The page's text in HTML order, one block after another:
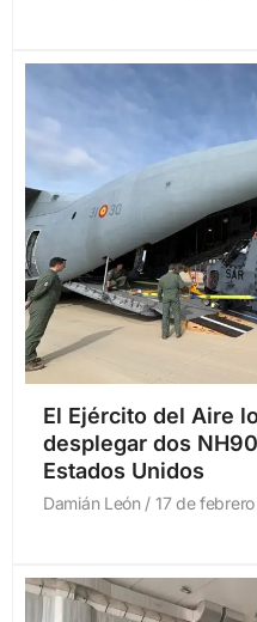
El Ejército del Aire
desplegar dos
Estados Unidos
Damián León 17 de